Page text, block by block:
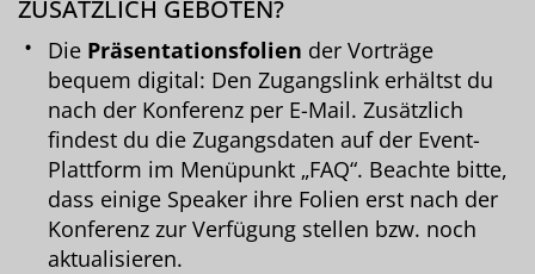
ZUSÄTZLICH GEBOTEN?
Die Präsentationsfolien der Vorträge
bequem digital: Den Zugangslink erhältst du
nach der Konferenz per E-Mail. Zusätzlich
findest du die Zugangsdaten auf der Event-
Plattform im Menüpunkt „FAQ“. Beachte bitte,
dass einige Speaker ihre Folien erst nach der
Konferenz zur Verfügung stellen bzw. noch
aktualisieren.